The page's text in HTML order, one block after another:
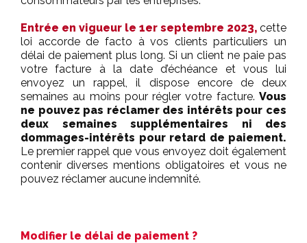
Entrée en vigueur le 1er septembre 2023, cette
loi accorde de facto à vos clients particuliers un
délai de paiement plus long. Si un client ne paie pas
votre facture à la date d’échéance et vous lui
envoyez un rappel, il dispose encore de deux
semaines au moins pour régler votre facture. Vous
ne pouvez pas réclamer des intérêts pour ces
deux semaines supplémentaires ni des
dommages-intérêts pour retard de paiement.
Le premier rappel que vous envoyez doit également
contenir diverses mentions obligatoires et vous ne
pouvez réclamer aucune indemnité.
Modifier le délai de paiement ?